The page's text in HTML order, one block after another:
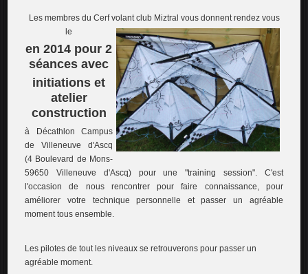
Les membres du Cerf volant club Miztral vous donnent rendez vous
le
en 2014 pour 2
séances avec
initiations et
atelier
construction
à Décathlon Campus
de Villeneuve d'Ascq
(4 Boulevard de Mons-
59650 Villeneuve d'Ascq) pour une "training session". C'est
l'occasion de nous rencontrer pour faire connaissance, pour
améliorer votre technique personnelle et passer un agréable
moment tous ensemble.
Les pilotes de tout les niveaux se retrouverons pour passer un
agréable moment.